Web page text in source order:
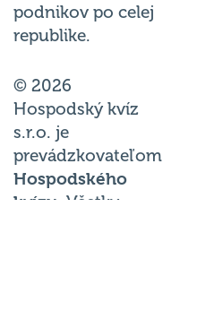
podnikov po celej
republike.
© 2026
Hospodský kvíz
s.r.o. je
prevádzkovateľom
Hospodského
kvízu . Všetky